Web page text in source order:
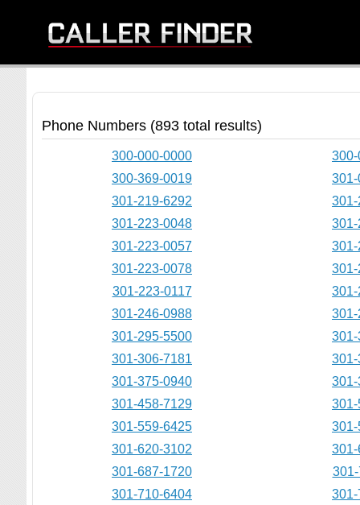
Phone Numbers (893 total results)
300-000-0000
300-369-0019
301-219-6292
301-223-0048
301-223-0057
301-223-0078
301-223-0117
301-246-0988
301-295-5500
301-306-7181
301-375-0940
301-458-7129
301-559-6425
301-620-3102
301-687-1720
301-710-6404